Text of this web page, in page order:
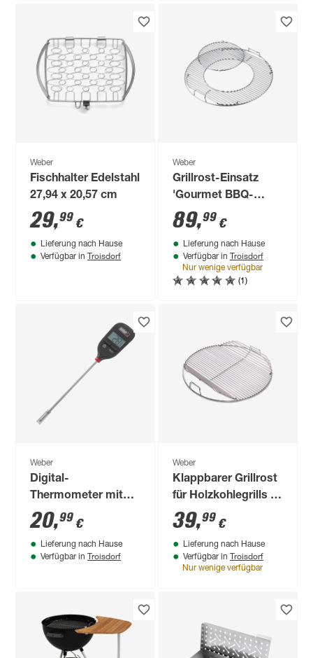
Weber
Fischhalter Edelstahl
27,94 x 20,57 cm
29,99 €
Lieferung nach Hause
Verfügbar in Troisdorf
Weber
Grillrost-Einsatz
'Gourmet BBQ-
System' für
Holzkohlegrills Ø 57
cm Edelstahl
89,99 €
Lieferung nach Hause
Verfügbar in Troisdorf
Nur wenige verfügbar
(1)
Weber
Digital-
Thermometer mit
Sofortanzeige
20,99 €
Lieferung nach Hause
Verfügbar in Troisdorf
Weber
Klappbarer Grillrost
für Holzkohlegrills Ø
47 cm beschichteter
Stahl
39,99 €
Lieferung nach Hause
Verfügbar in Troisdorf
Nur wenige verfügbar